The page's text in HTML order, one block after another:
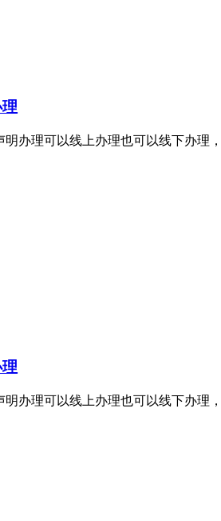
办理可以线上办理也可以线下办
办理可以线上办理也可以线下办